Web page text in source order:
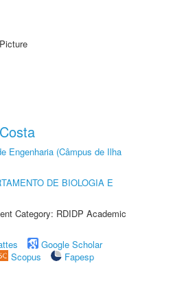
Engenharia (Câmpus de Ilha
DE BIOLOGIA E
Category: RDIDP Academic
Google Scholar
Scopus
Fapesp